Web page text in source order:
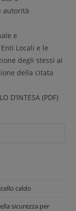
autorità
e
Locali e le
degli stessi ai
della citata
D’INTESA (PDF)
caldo
sicurezza per